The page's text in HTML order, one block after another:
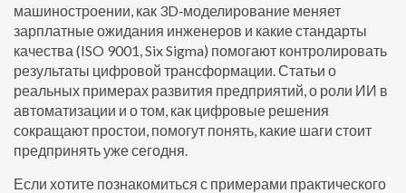
машиностроении, как 3D‑моделирование меняет
зарплатные ожидания инженеров и какие стандарты
качества (ISO 9001, Six Sigma) помогают контролировать
результаты цифровой трансформации. Статьи о
реальных примерах развития предприятий, о роли ИИ в
автоматизации и о том, как цифровые решения
сокращают простои, помогут понять, какие шаги стоит
предпринять уже сегодня.
Если хотите познакомиться с примерами практического